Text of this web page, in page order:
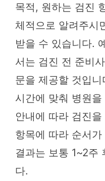
목적, 원하는 검진
체적으로 알려주시
받을 수 있습니다.
서는 검진 전 준비
문을 제공할 것입
시간에 맞춰 병원
안내에 따라 검진
항목에 따라 순서
결과는 보통 1~2주
다.